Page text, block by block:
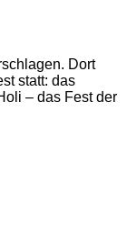
Dort
statt: das
– das Fest der